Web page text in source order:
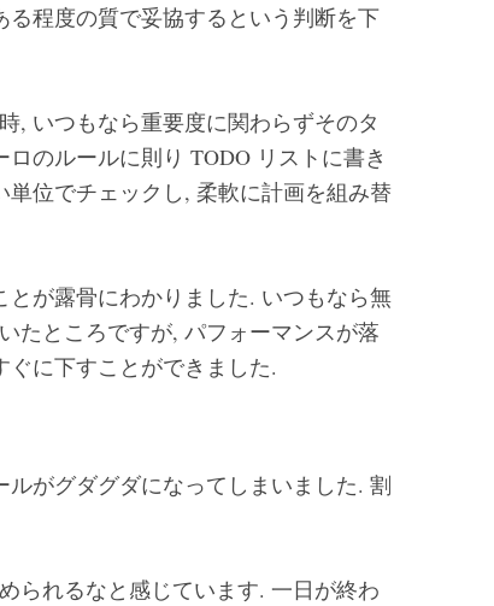
程度の質で妥協するという判断を下
, いつもなら重要度に関わらずそのタ
のルールに則り TODO リストに書き
位でチェックし, 柔軟に計画を組み替
が露骨にわかりました. いつもなら無
たところですが, パフォーマンスが落
に下すことができました.
がグダグダになってしまいました. 割
られるなと感じています. 一日が終わ